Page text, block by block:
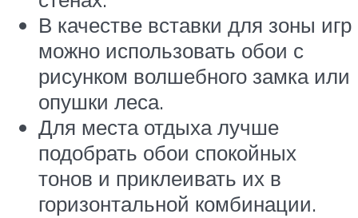
В качестве вставки для зоны игр
можно использовать обои с
рисунком волшебного замка или
опушки леса.
Для места отдыха лучше
подобрать обои спокойных
тонов и приклеивать их в
горизонтальной комбинации.